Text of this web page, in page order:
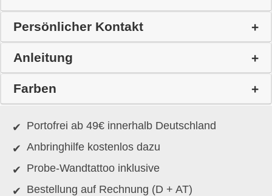
Persönlicher Kontakt
Anleitung
Farben
Portofrei ab 49€ innerhalb Deutschland
Anbringhilfe kostenlos dazu
Probe-Wandtattoo inklusive
Bestellung auf Rechnung (D + AT)